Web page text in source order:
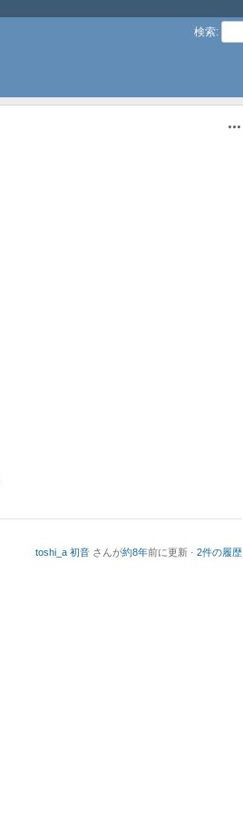
検索:
toshi_a 初音 さんが約8年前に更新 · 2件の履歴